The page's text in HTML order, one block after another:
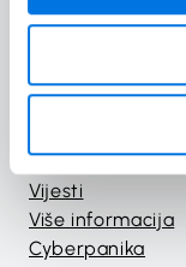
Tečajevi
Materijali
Vijesti
Više informacija
Cyberpanika